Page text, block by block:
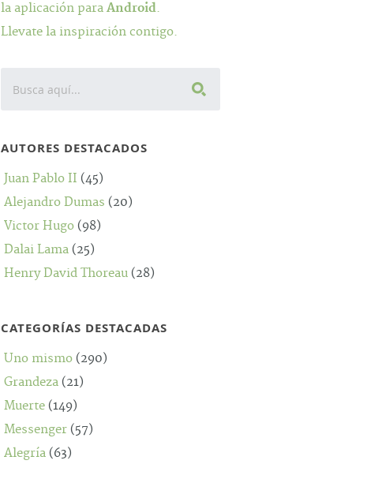
la aplicación paraAndroid.
Llevate la inspiración contigo.
AUTORES DESTACADOS
Juan Pablo II (45)
Alejandro Dumas (20)
Victor Hugo (98)
Dalai Lama (25)
Henry David Thoreau (28)
CATEGORÍAS DESTACADAS
Uno mismo (290)
Grandeza (21)
Muerte (149)
Messenger (57)
Alegría (63)